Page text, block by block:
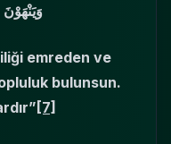
emreden ve
bulunsun.
[7]